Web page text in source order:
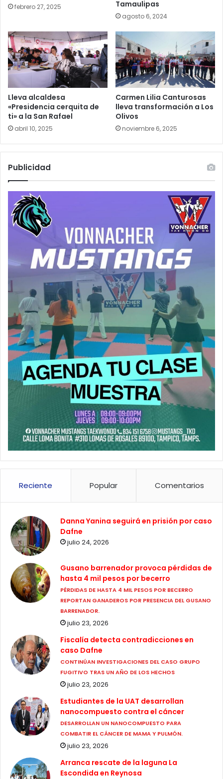
febrero 27, 2025 Tamaulipas
agosto 6, 2024
Lleva alcaldesa
«Presidencia cerquita de
ti» a la San Rafael
abril 10, 2025
Carmen Lilia Canturosas
lleva transformación a Los
Olivos
noviembre 6, 2025
Publicidad
Reciente Popular Comentarios
Danna Yanina seguirá en prisión por caso
Dafne
julio 24, 2026
Gusano barrenador provoca pérdidas de
hasta 4 mil pesos por becerro
PÉRDIDAS DE HASTA 4 MIL PESOS POR BECERRO
REPORTAN GANADEROS POR PRESENCIA DEL GUSANO
BARRENADOR.
julio 23, 2026
Fiscalía detecta contradicciones en
caso Dafne
CONTINÚAN INVESTIGACIONES DEL CASO GRUPO
FUGITIVO TRAS UN AÑO DE LOS HECHOS
julio 23, 2026
Estudiantes de la UAT desarrollan
nanocompuesto contra el cáncer
DESARROLLAN UN NANOCOMPUESTO PARA
COMBATIR EL CÁNCER DE MAMA Y PULMÓN.
julio 23, 2026
Arranca rescate de la laguna La
Escondida en Reynosa